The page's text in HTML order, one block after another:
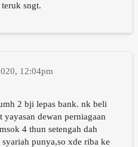
sngt.
12:04pm
2 bji lepas bank. nk beli
dewan perniagaan
4 thun setengah dah
punya,so xde riba ke